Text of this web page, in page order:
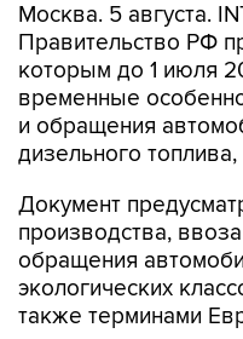
Москва. 5 августа.
Правительство РФ
которым до 1 июля
временные
и обращения
дизельного
Документ
производства,
обращения
экологических
также терминами